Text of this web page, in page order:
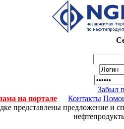
Забыл
на портале
Контакты
представлены предложение и